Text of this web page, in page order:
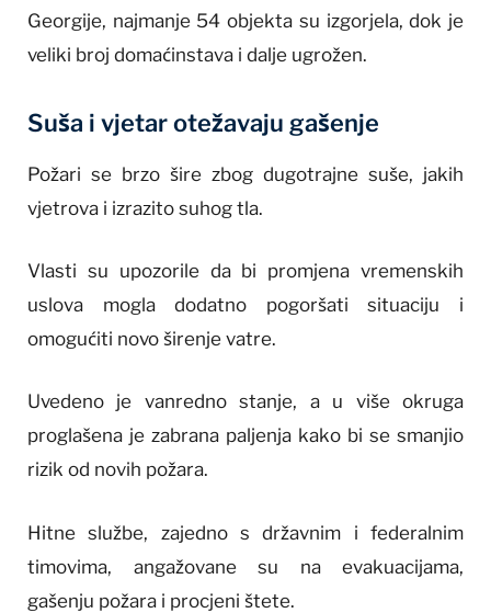
Georgije, najmanje 54 objekta su izgorjela, dok je
veliki broj domaćinstava i dalje ugrožen.
Suša i vjetar otežavaju gašenje
Požari se brzo šire zbog dugotrajne suše, jakih
vjetrova i izrazito suhog tla.
Vlasti su upozorile da bi promjena vremenskih
uslova mogla dodatno pogoršati situaciju i
omogućiti novo širenje vatre.
Uvedeno je vanredno stanje, a u više okruga
proglašena je zabrana paljenja kako bi se smanjio
rizik od novih požara.
Hitne službe, zajedno s državnim i federalnim
timovima, angažovane su na evakuacijama,
gašenju požara i procjeni štete.